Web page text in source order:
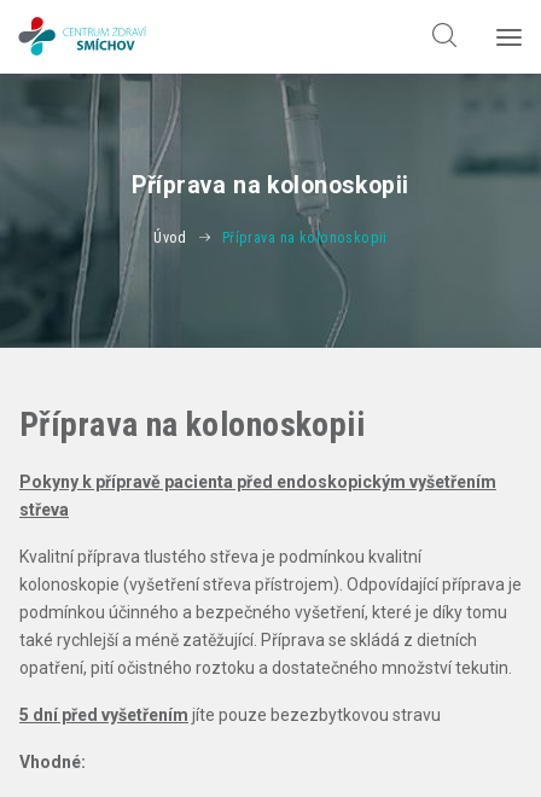
Příprava na kolonoskopii
Úvod Příprava na kolonoskopii
Příprava na kolonoskopii
Pokyny k přípravě pacienta před endoskopickým vyšetřením
střeva
Kvalitní příprava tlustého střeva je podmínkou kvalitní
kolonoskopie (vyšetření střeva přístrojem). Odpovídající příprava je
podmínkou účinného a bezpečného vyšetření, které je díky tomu
také rychlejší a méně zatěžující. Příprava se skládá z dietních
opatření, pití očistného roztoku a dostatečného množství tekutin.
5 dní před vyšetřením jíte pouze bezezbytkovou stravu
Vhodné: